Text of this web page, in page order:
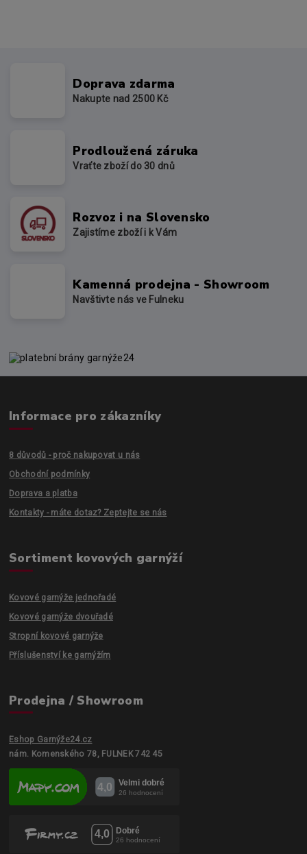
Doprava zdarma
Nakupte nad 2500 Kč
Prodloužená záruka
Vraťte zboží do 30 dnů
Rozvoz i na Slovensko
Zajistíme zboží i k Vám
Kamenná prodejna - Showroom
Navštivte nás ve Fulneku
Informace pro zákazníky
8 důvodů - proč nakupovat u nás
Obchodní podmínky
Doprava a platba
Kontakty - máte dotaz? Zeptejte se nás
Sortiment kovových garnýží
Kovové garnýže jednořadé
Kovové garnýže dvouřadé
Stropní kovové garnýže
Příslušenství ke garnýžím
Prodejna / Showroom
Eshop Garnýže24.cz
nám. Komenského 78, FULNEK 742 45